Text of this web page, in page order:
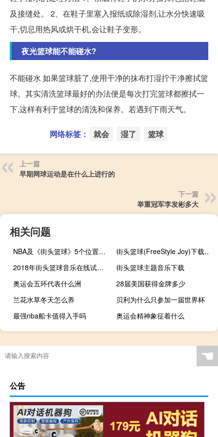
及接缝处。 2、在鞋子里塞入报纸或除湿剂,让水分快速吸
干,切忌用热风或烘干机,会让鞋子变形。
夜光篮球能不能碰水?
不能碰水 如果篮球脏了,使用干净的抹布打湿拧干净擦拭篮
球。其实清洗篮球最好的办法便是每次打完篮球都擦拭一
下,这样有利于篮球的清洗和保养。若遇到下雨天气。
网络标签： 就会 湿了 篮球
上一篇
早期网球运动是在什么上进行的
下一篇
举重冠军李发彬多大
相关问题
NBA及《街头篮球》5个位置的详细介绍
街头篮球(FreeStyle Joy)下载(电脑、安卓和IOS所有版本)
2018年街头篮球音乐在线试听及下载
街头篮球主题音乐下载
奥运会五环代表什么洲
28届美国获得金牌多少
兰花水草冬天怎么养
贝利为什么只参加一届世界杯
最强nba船卡值得入手吗
奥运会精神象征着什么
用小篮筐练投篮怎样
地下城堡2遗迹5层怎么打
少儿篮球培训机构赚钱吗
奥运五环背景用什么颜色好 ☚
公告